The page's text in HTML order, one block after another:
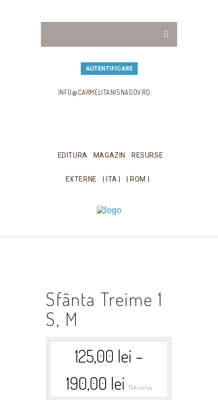
AUTENTIFICARE
INFO@CARMELITANISNAGOV.RO
EDITURA MAGAZIN RESURSE
EXTERNE | ITA | | ROM |
Sfânta Treime 1
S, M
125,00 lei –
190,00 lei TVA inclus